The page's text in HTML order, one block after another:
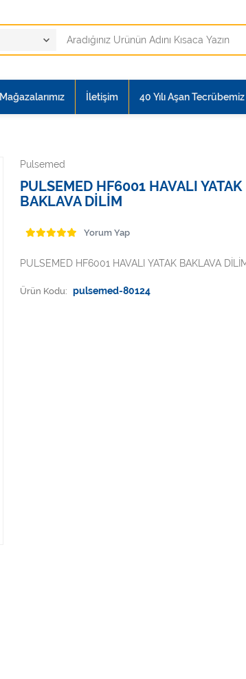
Mağazalarımız İletişim 40 Yılı Aşan
Pulsemed
PULSEMED HF6001 HAVALI YATAK
BAKLAVA DİLİM
Yorum Yap
PULSEMED HF6001 HAVALI YATAK BAKLAVA
Ürün Kodu: pulsemed-80124